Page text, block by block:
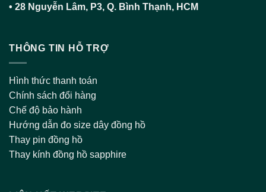
• 28 Nguyễn Lâm, P3, Q. Bình Thạnh, HCM
THÔNG TIN HỖ TRỢ
Hình thức thanh toán
Chính sách đổi hàng
Chế độ bảo hành
Hướng dẫn đo size dây đồng hồ
Thay pin đồng hồ
Thay kính đồng hồ sapphire